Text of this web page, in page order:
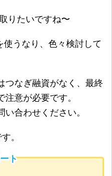
りたいですね〜
うなり、色々検討して
つなぎ融資がなく、最終
意が必要です。
合わせください。
。
ト